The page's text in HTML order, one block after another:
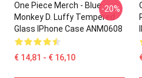
One Piece Merch - Blue
Monkey D. Luffy Tempered
Glass IPhone Case ANM0608
€ 14,81 - € 16,10
-20%